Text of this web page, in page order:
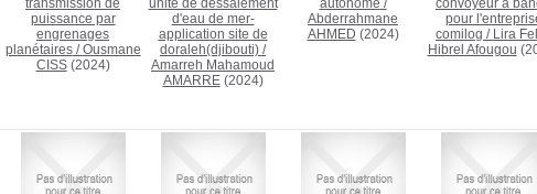
transmission de
puissance par
engrenages
planétaires/Ousmane
CISS(2024)
unité de dessalement
d'eau de mer-
application site de
doraleh(djibouti) /
Amarreh Mahamoud
AMARRE(2024)
autonome /
Abderrahmane
AHMED (2024)
convoyeur à
pour
comilog / Lira
Hibrel Afougou